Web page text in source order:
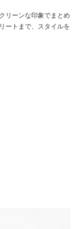
リーンな印象でまとめ
ートまで、スタイルを